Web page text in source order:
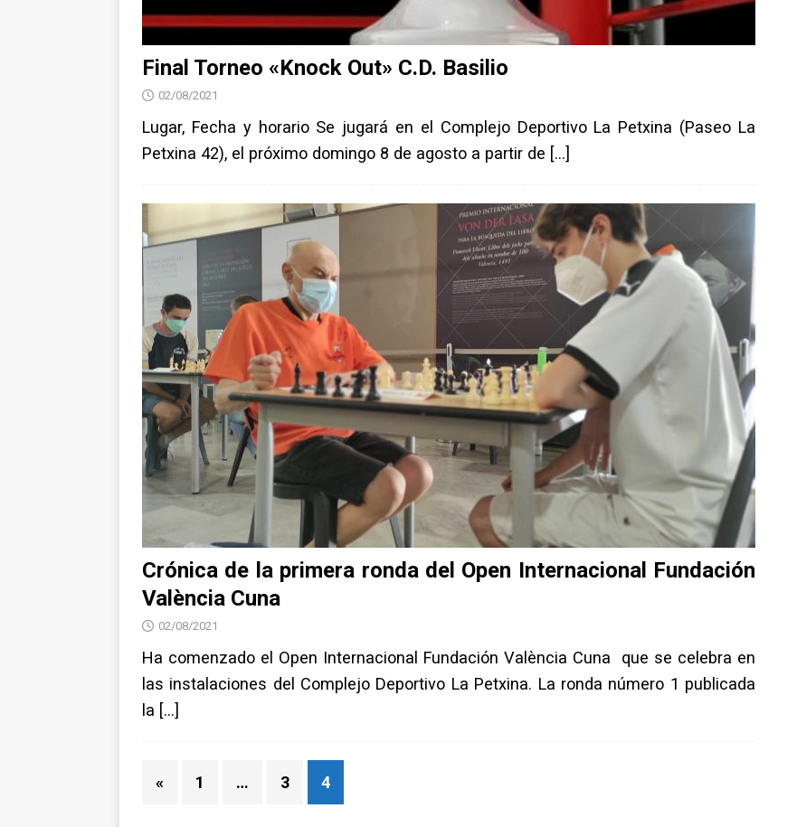
Final Torneo «Knock Out» C.D. Basilio
02/08/2021
Lugar, Fecha y horario Se jugará en el Complejo Deportivo La Petxina (Paseo La
Petxina 42), el próximo domingo 8 de agosto a partir de […]
Crónica de la primera ronda del Open Internacional Fundación
València Cuna
02/08/2021
Ha comenzado el Open Internacional Fundación València Cuna que se celebra en
las instalaciones del Complejo Deportivo La Petxina. La ronda número 1 publicada
la […]
« 1 … 3 4